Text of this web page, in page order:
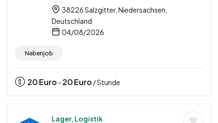
38226 Salzgitter, Niedersachsen,
Deutschland
04/08/2026
Nebenjob
20Euro - 20Euro / Stunde
Lager, Logistik